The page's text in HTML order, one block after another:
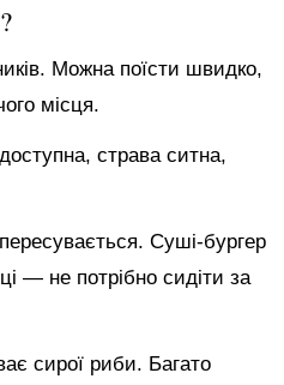
Можна поїсти швидко,
місця.
страва ситна,
Суші-бургер
— не потрібно сидіти за
сирої риби. Багато